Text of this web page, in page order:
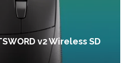
v2 Wireless SD